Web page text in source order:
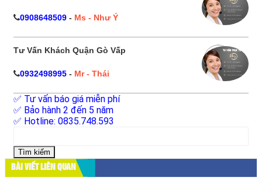
0908648509 - Ms - Như Ý
Tư Vấn Khách Quận Gò Vấp
0932498995 - Mr - Thái
✅ Tư vấn báo giá miễn phí
✅ Bảo hành 2 đến 5 năm
✅ Hotline: 0835.748.593
cho:
BÀI VIẾT LIÊN QUAN